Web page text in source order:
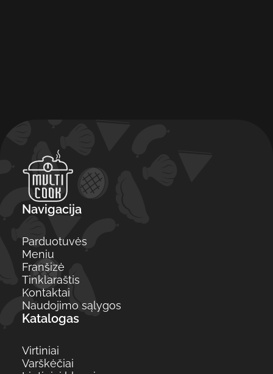
Navigacija
Parduotuvės
Meniu
Franšizė
Tinklaraštis
Kontaktai
Naudojimo sąlygos
Katalogas
Virtiniai
Varškėčiai